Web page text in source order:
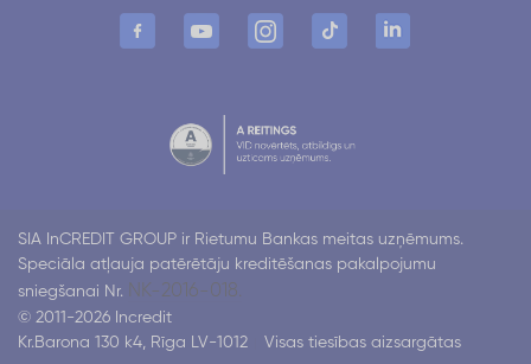
SIA InCREDIT GROUP ir Rietumu Bankas meitas uzņēmums.
Speciāla atļauja patērētāju kreditēšanas pakalpojumu
sniegšanai Nr. NK-2016-018.
© 2011-2026 Incredit
Kr.Barona 130 k4, Rīga LV-1012
Visas tiesības aizsargātas